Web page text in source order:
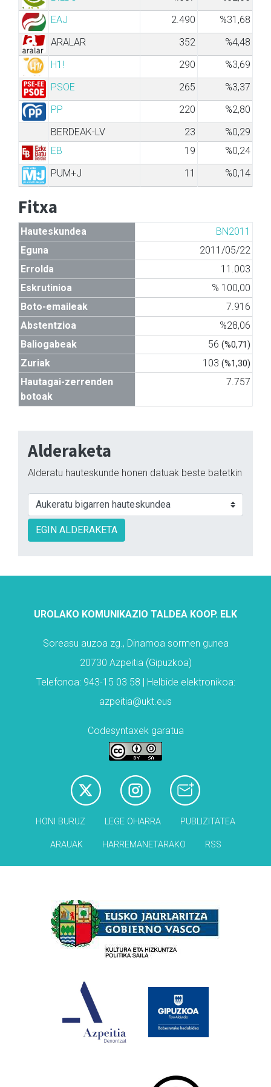
EAJ
2.490
%31,68
ARALAR
352
%4,48
H1!
290
%3,69
PSOE
265
%3,37
PP
220
%2,80
BERDEAK-LV
23
%0,29
EB
19
%0,24
PUM+J
11 %0,14
Fitxa
Hauteskundea
BN2011
Eguna
2011/05/22
Errolda
11.003
Eskrutinioa
% 100,00
Boto-emaileak
7.916
Abstentzioa
%28,06
Baliogabeak
56 (%0,71)
Zuriak 103 (%1,30)
Hautagai-zerrenden
botoak
7.757
Alderaketa
Alderatu hauteskunde honen datuak beste batetkin
EGIN ALDERAKETA
UROLAKO KOMUNIKAZIO TALDEA KOOP. ELK
Soreasu auzoa zg., Dinamoa sormen gunea
20730 Azpeitia (Gipuzkoa)
Telefonoa: 943-15 03 58 | Helbide elektronikoa:
azpeitia@ukt.eus
Codesyntaxek garatua
HONI BURUZ LEGE OHARRA PUBLIZITATEA
ARAUAK HARREMANETARAKO RSS